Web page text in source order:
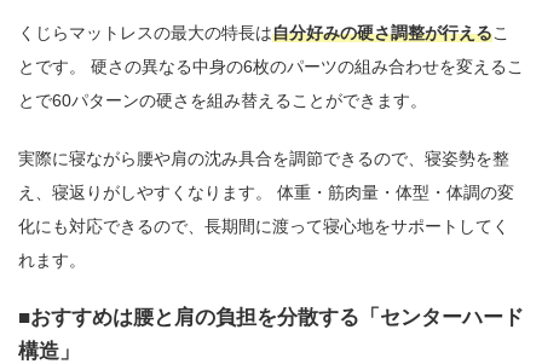
くじらマットレスの最大の特長は自分好みの硬さ調整が行えるこ
とです。 硬さの異なる中身の6枚のパーツの組み合わせを変えるこ
とで60パターンの硬さを組み替えることができます。
実際に寝ながら腰や肩の沈み具合を調節できるので、寝姿勢を整
え、寝返りがしやすくなります。 体重・筋肉量・体型・体調の変
化にも対応できるので、長期間に渡って寝心地をサポートしてく
れます。
おすすめは腰と肩の負担を分散する「センターハード
構造」